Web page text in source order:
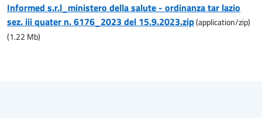
Informed s.r.l_ministero della salute - ordinanza tar lazio
sez. iii quater n. 6176_2023 del 15.9.2023.zip(application/zip)
(1.22 Mb)